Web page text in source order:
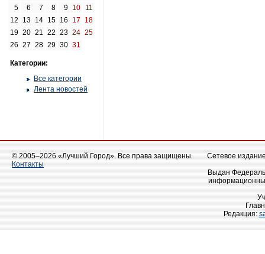
5
6 7 8 9 10
11
12
13 14 15 16 17
18
19 20 21 22 23 24 25
26 27 28 29 30 31
Категории:
Все категории
Лента новостей
© 2005–2026 «Лучший Город». Все права защищены.
Контакты
Сетевое
Выдан
Редакция: